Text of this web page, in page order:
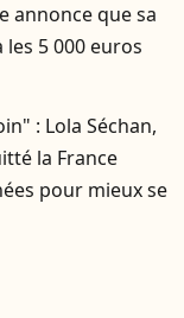
annonce que sa
5 000 euros
: Lola Séchan,
la France
pour mieux se